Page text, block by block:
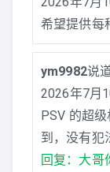
希望提供每
ym9982说
2026年7月
PSV 的超
到，没有犯
回复：大哥